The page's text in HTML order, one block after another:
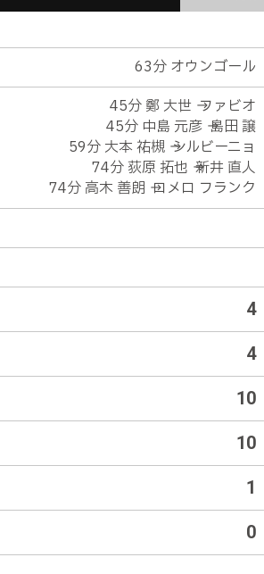
63分 オウンゴール
45分 鄭 大世 → ファビオ
45分 中島 元彦 → 島田 譲
59分 大本 祐槻 → シルビーニョ
74分 荻原 拓也 → 新井 直人
74分 高木 善朗 → ロメロ フランク
4
4
10
10
1
0